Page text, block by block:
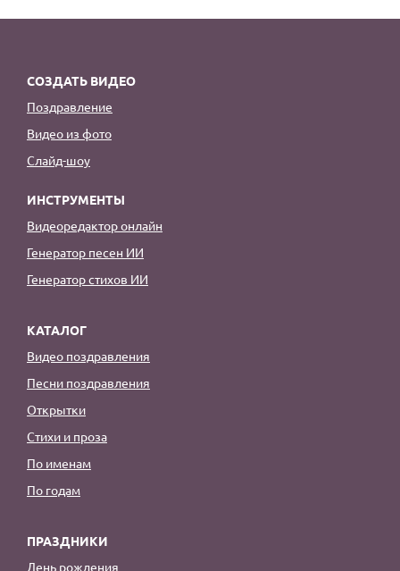
СОЗДАТЬ ВИДЕО
Поздравление
Видео из фото
Слайд-шоу
ИНСТРУМЕНТЫ
Видеоредактор онлайн
Генератор песен ИИ
Генератор стихов ИИ
КАТАЛОГ
Видео поздравления
Песни поздравления
Открытки
Стихи и проза
По именам
По годам
ПРАЗДНИКИ
День рождения